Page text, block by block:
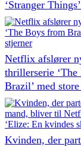
‘Stranger
Netflix afslører
thrillerserie
Brazil’ med
Kvinden, der